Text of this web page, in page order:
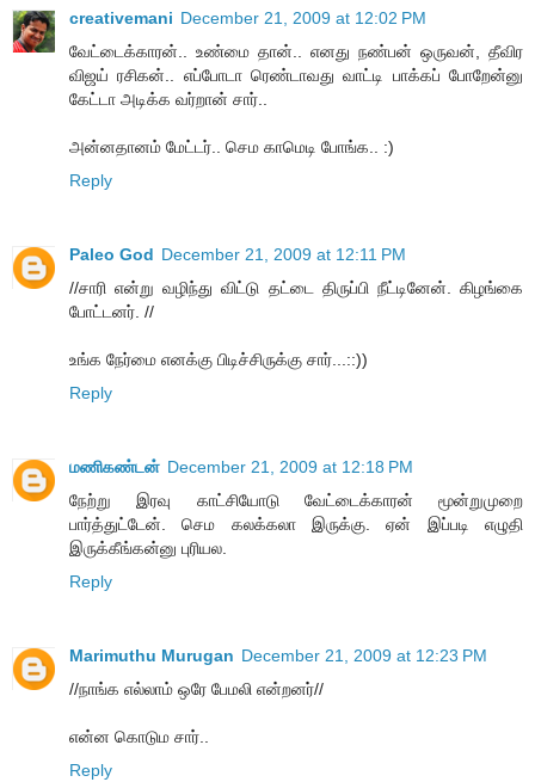
creativemani December 21, 2009 at 12:02 PM
வேட்டைக்காரன்.. உண்மை தான்.. எனது நண்பன் ஒருவன், தீவிர
விஜய் ரசிகன்.. எப்போடா ரெண்டாவது வாட்டி பாக்கப் போறேன்னு
கேட்டா அடிக்க வர்றான் சார்..
அன்னதானம் மேட்டர்.. செம காமெடி போங்க.. :)
Reply
Paleo God December 21, 2009 at 12:11 PM
//சாரி என்று வழிந்து விட்டு தட்டை திருப்பி நீட்டினேன். கிழங்கை
போட்டனர். //
உங்க நேர்மை எனக்கு பிடிச்சிருக்கு சார்...::))
Reply
மணிகண்டன் December 21, 2009 at 12:18 PM
நேற்று இரவு காட்சியோடு வேட்டைக்காரன் மூன்றுமுறை
பார்த்துட்டேன். செம கலக்கலா இருக்கு. ஏன் இப்படி எழுதி
இருக்கீங்கன்னு புரியல.
Reply
Marimuthu Murugan December 21, 2009 at 12:23 PM
//நாங்க எல்லாம் ஒரே பேமலி என்றனர்//
என்ன கொடும சார்..
Reply